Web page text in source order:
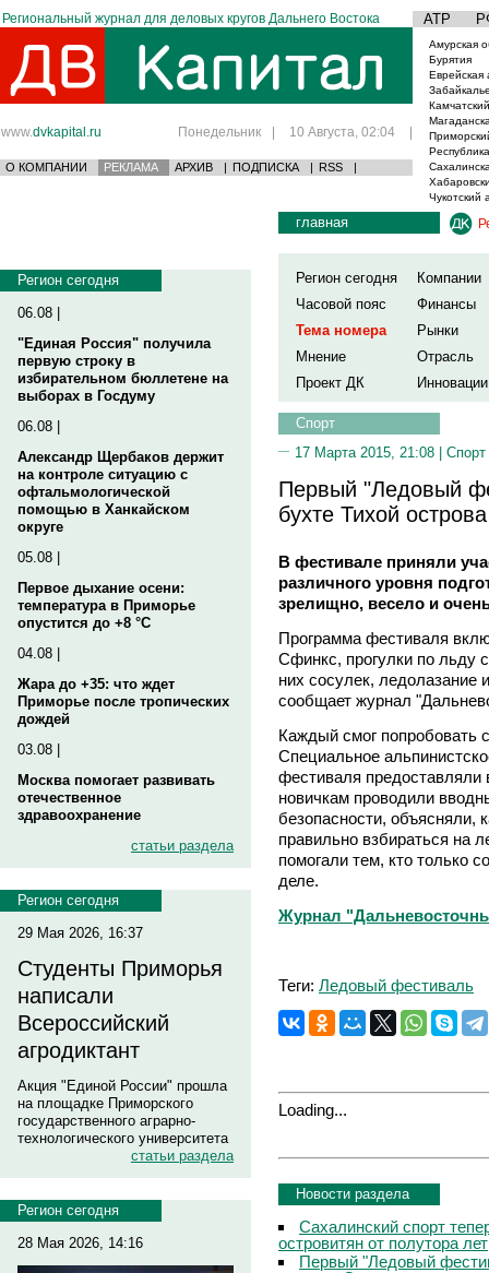
Региональный журнал для деловых кругов Дальнего Востока АТР
www.dvkapital.ru Понедельник | 10 Августа, 02:04 |
О КОМПАНИИ РЕКЛАМА АРХИВ | ПОДПИСКА | RSS |
Амурская
Бурятия
Еврейская
Чукотский
Регион сегодня
06.08 |
"Единая Россия" получила
первую строку в
избирательном бюллетене на
выборах в Госдуму
06.08 |
Александр Щербаков держит
на контроле ситуацию с
офтальмологической
помощью в Ханкайском
округе
05.08 |
Первое дыхание осени:
температура в Приморье
опустится до +8 °C
04.08 |
Жара до +35: что ждет
Приморье после тропических
дождей
03.08 |
Москва помогает развивать
отечественное
здравоохранение
статьи раздела
Регион сегодня
29 Мая 2026, 16:37
Студенты Приморья
написали
Всероссийский
агродиктант
Акция "Единой России" прошла
на площадке Приморского
государственного аграрно-
технологического университета
статьи раздела
Регион сегодня
28 Мая 2026, 14:16
главная
Регион сегодня
Компании
Часовой пояс
Финансы
Тема номера
Рынки
Мнение
Отрасль
Проект ДК
Инновации
Спорт
17 Марта 2015, 21:08 | Спорт
Первый "Ледовый
бухте Тихой
В фестивале приняли
различного уровня
зрелищно, весело и
Программа фестиваля
Сфинкс, прогулки по льду
них сосулек,
сообщает журнал
Каждый смог попробовать
Специальное
фестиваля
новичкам проводили
безопасности, объясняли,
правильно взбираться на
помогали тем, кто только
деле.
Журнал
Теги: Ледовый фестиваль
Loading...
Новости раздела
Сахалинский спорт
островитян от полутора лет
Первый "Ледовый